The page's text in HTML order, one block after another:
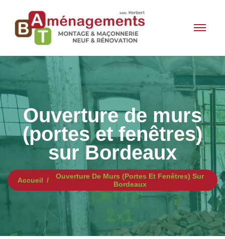
Ouverture de murs
(portes et fenêtres)
sur Bordeaux
Accueil
Ouverture De Murs (portes Et Fenêtres) Sur
Bordeaux